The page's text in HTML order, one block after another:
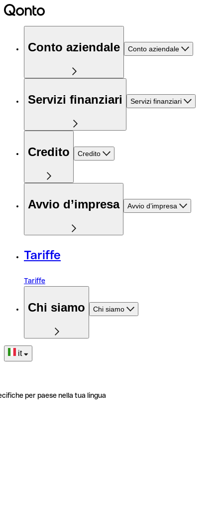
Conto aziendale Conto aziendale
Servizi finanziari Servizi finanziari
Credito Credito
Avvio d’impresa Avvio d’impresa
Tariffe
Tariffe
Chi siamo Chi siamo
it
per paese nella tua lingua